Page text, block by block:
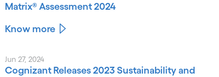
Matrix® Assessment 2024
Know more
Jun 27, 2024
Cognizant Releases 2023 Sustainability and